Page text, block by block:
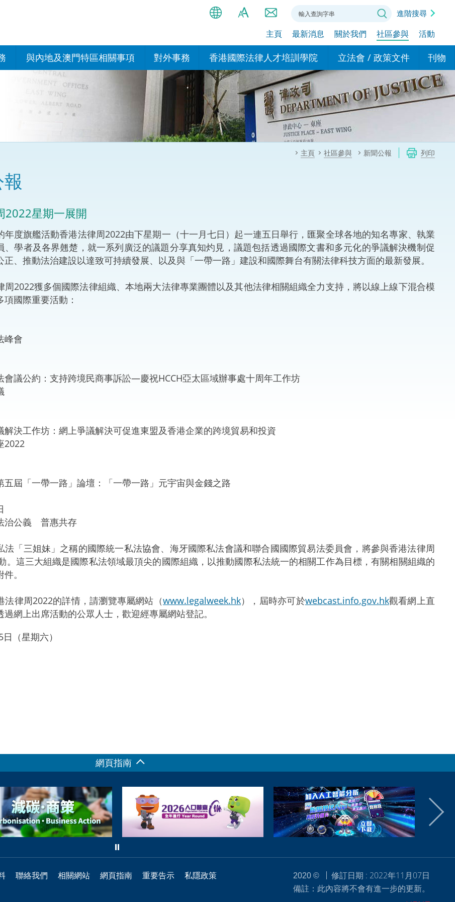
简
EN
Bahasa Indonesia (印尼語)
हिन्दी (印度語)
नेपाली (尼泊爾語)
Tiếng Việt (越南語)
A
A
進階搜尋
主頁 最新消息 關於我們 社區參與 活動
科技
劃
務中心
與內地及澳門特區相關事項
與內地的安排
香港與內地相互認可和執行民
商事案件判決的安排
關於建立更緊密經貿關係的安
與澳門特區的安排
“一帶一路”建設
粵港澳大灣區
對外事務
國際政府機構在香港設立辦事
處或運作
多邊協定
其他協定
香港國際法律人才培訓學院
我們的學院
我們的專家委員會
我們的辦公室
我們的培訓課程和能力建設項
立法會 / 政策文件
現行政策措施
政策文件
特別財務委員會
刊物
基本
民事
法律
刑事
主頁 社區參與 新聞公報 列印
2022星期一展開
旗艦活動香港法律周2022由下星期一（十一月七日）起一連五日舉行，匯聚全球各地的知名專家、執業
、學者及各界翹楚，就一系列廣泛的議題分享真知灼見，議題包括透過國際文書和多元化的爭議解決機制促
正、推動法治建設以達致可持續發展、以及與「一帶一路」建設和國際舞台有關法律科技方面的最新發展。
獲多個國際法律組織、本地兩大法律專業團體以及其他法律相關組織全力支持，將以線上線下混合模
國際重要活動：
峰會
會議公約：支持跨境民商事訴訟—慶祝HCCH亞太區域辦事處十周年工作坊
解決工作坊：網上爭議解決可促進東盟及香港企業的跨境貿易和投資
2022
五屆「一帶一路」論壇：「一帶一路」元宇宙與金錢之路
治公義 普惠共存
「三姐妹」之稱的國際統一私法協會、海牙國際私法會議和聯合國國際貿易法委員會，將參與香港法律周
。這三大組織是國際私法領域最頂尖的國際組織，以推動國際私法統一的相關工作為目標，有關相關組織的
。
律周2022的詳情，請瀏覽專屬網站（www.legalweek.hk），屆時亦可於webcast.info.gov.hk觀看網上直
過網上出席活動的公眾人士，歡迎經專屬網站登記。
（星期六）
網頁指南
聯絡我們 相關網站 網頁指南 重要告示 私隱政策 2020 ©
修訂日期 : 2022年11月07日
備註：此內容將不會有進一步的更新。